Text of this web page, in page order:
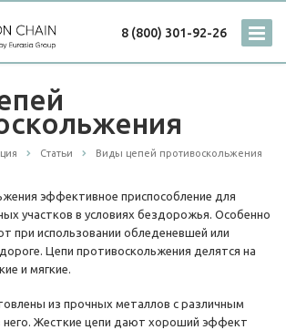
8 (800) 301-92-26
Статьи Виды цепей противоскольжения
эффективное приспособление для
участков в условиях бездорожья. Особенно
при использовании обледеневшей или
Цепи противоскольжения делятся на
и мягкие.
из прочных металлов с различным
него. Жесткие цепи дают хороший эффект